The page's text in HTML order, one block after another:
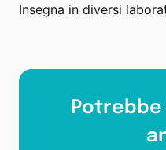
Insegna in diversi